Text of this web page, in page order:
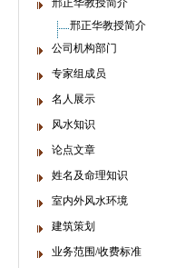
邢正华教授简介
邢正华教授简介
公司机构部门
专家组成员
名人展示
风水知识
论点文章
姓名及命理知识
室内外风水环境
建筑策划
业务范围/收费标准